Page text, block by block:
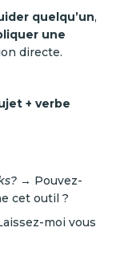
quelqu’un,
une
directe.
+ verbe
→ Pouvez-
cet outil ?
moi vous